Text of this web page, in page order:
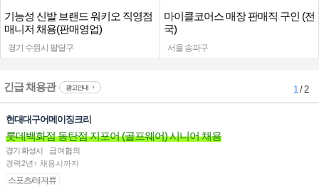
기능성 신발 브랜드 워키오 직영점
매니저 채용(판매영업)
경기 수원시 팔달구
마이클코어스 매장 판매직 구인 (전
국)
서울 송파구
긴급 채용관 광고안내 1/ 2
현대대구어메이징크리
롯데백화점 동탄점 지포어 (골프웨어) 시니어 채용
경기 화성시
급여협의
경력2년↑ 채용시까지
스포츠/레져류